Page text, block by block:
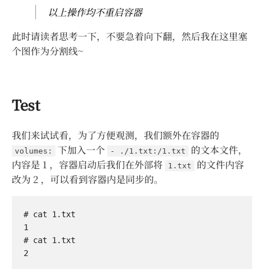
以上操作均不重启容器
此时请读者思考一下，不要急着向下翻，然后我在这里塞
个图作为分割线~
Test
我们来试试看，为了方便观测，我们额外在容器的
volumes: 下加入一个 - ./1.txt:/1.txt
的文本文件，
内容是 1 ，容器启动后我们在外部将
1.txt
的文件内容
改为 2 ，可以看到容器内是同步的。
# cat 1.txt
1
# cat 1.txt